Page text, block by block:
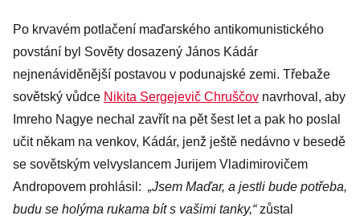
Po krvavém potlačení maďarského antikomunistického
povstání byl Sověty dosazený János Kádár
nejnenáviděnější postavou v podunajské zemi. Třebaže
sovětský vůdce Nikita Sergejevič Chruščov navrhoval, aby
Imreho Nagye nechal zavřít na pět šest let a pak ho poslal
učit někam na venkov, Kádár, jenž ještě nedávno v besedě
se sovětským velvyslancem Jurijem Vladimirovičem
Andropovem prohlásil: „Jsem Maďar, a jestli bude potřeba,
budu se holýma rukama bít s vašimi tanky,“zůstal